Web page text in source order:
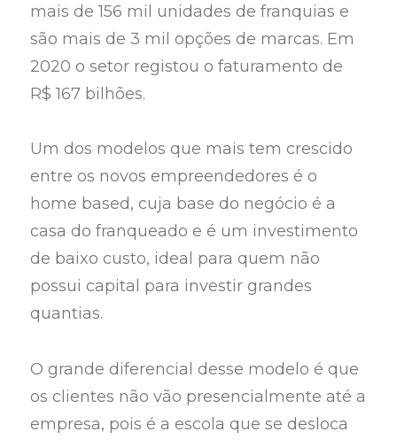
mais de 156 mil unidades de franquias e
são mais de 3 mil opções de marcas. Em
2020 o setor registou o faturamento de
R$ 167 bilhões.
Um dos modelos que mais tem crescido
entre os novos empreendedores é o
home based, cuja base do negócio é a
casa do franqueado e é um investimento
de baixo custo, ideal para quem não
possui capital para investir grandes
quantias.
O grande diferencial desse modelo é que
os clientes não vão presencialmente até a
empresa, pois é a escola que se desloca